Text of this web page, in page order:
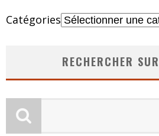
Catégories
RECHERCHER